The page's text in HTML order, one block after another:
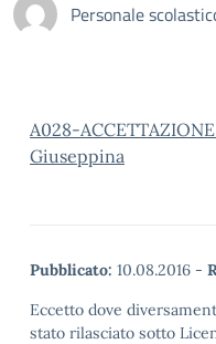
Personale
A028-
Giuseppina
Pubblicato: 10.08.2016 -
Eccetto dove
stato rilasciato sotto